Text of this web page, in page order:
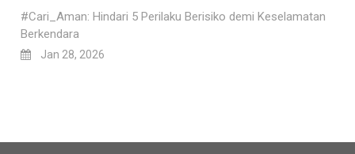
#Cari_Aman: Hindari 5 Perilaku Berisiko demi Keselamatan
Berkendara
Jan 28, 2026